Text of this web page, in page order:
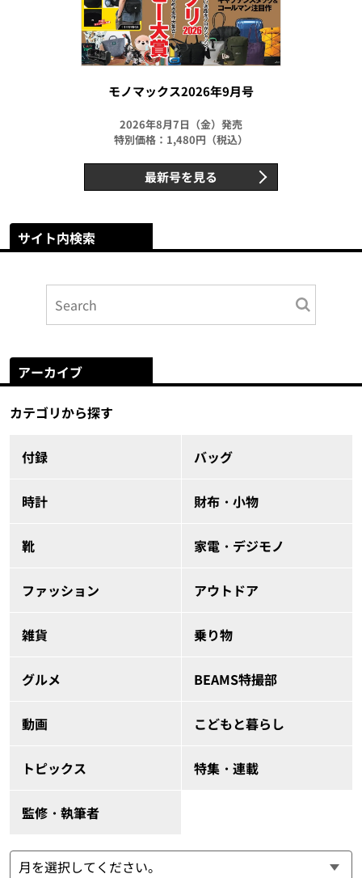
モノマックス2026年9月号
2026年8月7日（金）発売
特別価格：1,480円（税込）
最新号を見る
サイト内検索
アーカイブ
カテゴリから探す
付録 バッグ
時計 財布・小物
靴 家電・デジモノ
ファッション アウトドア
雑貨 乗り物
グルメ BEAMS特撮部
動画 こどもと暮らし
トピックス 特集・連載
監修・執筆者